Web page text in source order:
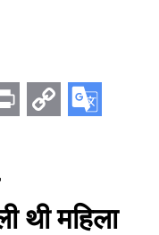
थी महिला